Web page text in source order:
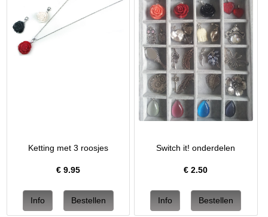
Ketting met 3 roosjes
€ 9.95
Switch it! onderdelen
€2.50